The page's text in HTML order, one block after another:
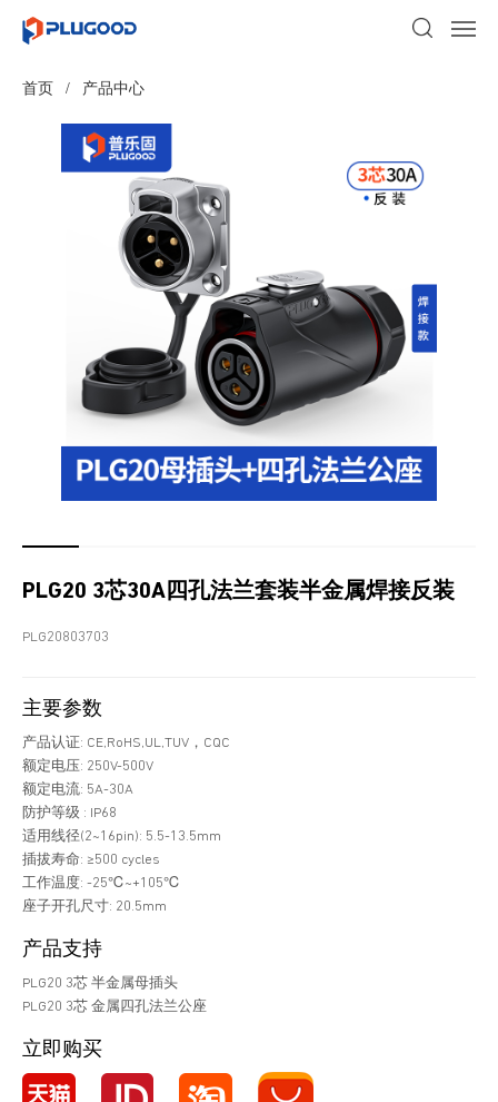
首页 / 产品中心
PLG20 3芯30A四孔法兰套装半金属焊接反装
PLG20803703
主要参数
产品认证: CE,RoHS,UL,TUV，CQC
额定电压: 250V-500V
额定电流: 5A-30A
防护等级 : IP68
适用线径(2~16pin): 5.5-13.5mm
插拔寿命: ≥500 cycles
工作温度: -25℃~+105℃
座子开孔尺寸: 20.5mm
产品支持
PLG20 3芯 半金属母插头
PLG20 3芯 金属四孔法兰公座
立即购买